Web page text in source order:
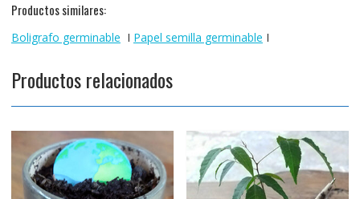
Productos similares:
Boligrafo germinable I Papel semilla germinable I
Productos relacionados